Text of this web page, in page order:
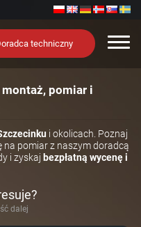
techniczny
pomiar i
i okolicach. Poznaj
pomiar z naszym doradcą
i zyskaj bezpłatną wycenę i
dalej